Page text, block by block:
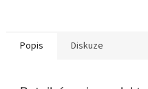
Popis Diskuze